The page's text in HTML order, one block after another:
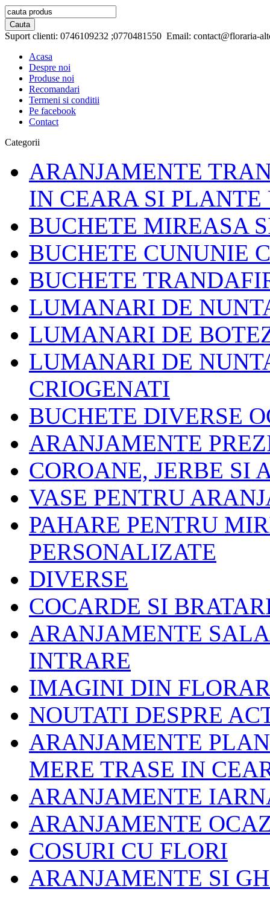
Suport clienti: 0746109232 ;0770481550 Email: contact@floraria-
Acasa
Despre noi
Produse noi
Recomandari
Termeni si conditii
Pe facebook
Contact
Categorii
ARANJAMENTE
IN CEARA SI PLANTE
BUCHETE MIREASA
BUCHETE CUNUNIE
BUCHETE
LUMANARI DE
LUMANARI DE
LUMANARI DE
CRIOGENATI
BUCHETE DIVERSE
ARANJAMENTE
COROANE, JERBE SI
VASE PENTRU
PAHARE PENTRU
PERSONALIZATE
DIVERSE
COCARDE SI
ARANJAMENTE
INTRARE
IMAGINI DIN
NOUTATI DESPRE
ARANJAMENTE
MERE TRASE IN
ARANJAMENTE
ARANJAMENTE
COSURI CU FLORI
ARANJAMENTE SI